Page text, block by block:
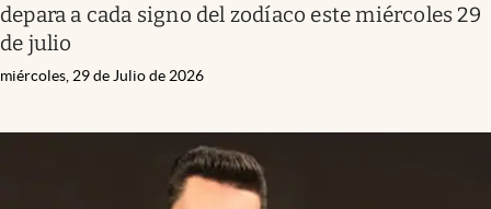
depara a cada signo del zodíaco este miércoles 29
de julio
miércoles, 29 de Julio de 2026